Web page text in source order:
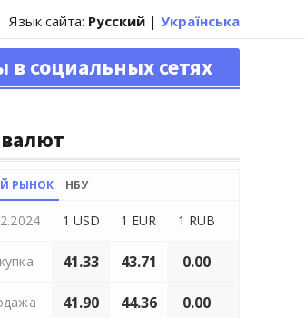
Язык сайта: Русский | Українська
в социальных сетях
РЫНОК НБУ
1 USD 1 EUR 1 RUB
41.33 43.71 0.00
41.90 44.36 0.00